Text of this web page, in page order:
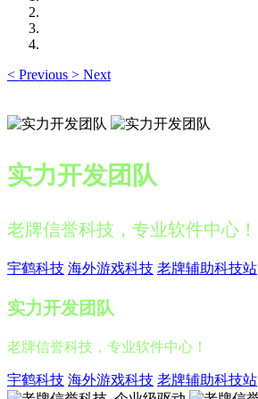
< Previous > Next
实力开发团队
老牌信誉科技，专业软件中心！
宇鹤科技 海外游戏科技 老牌辅助科技站
实力开发团队
老牌信誉科技，专业软件中心！
宇鹤科技 海外游戏科技 老牌辅助科技站